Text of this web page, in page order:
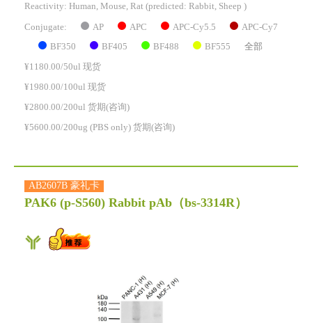
Reactivity: Human, Mouse, Rat (predicted: Rabbit, Sheep )
Conjugate: AP APC APC-Cy5.5 APC-Cy7
BF350 BF405 BF488 BF555 全部
¥1180.00/50ul 现货
¥1980.00/100ul 现货
¥2800.00/200ul 货期(咨询)
¥5600.00/200ug (PBS only) 货期(咨询)
AB2607B 豪礼卡
PAK6 (p-S560) Rabbit pAb （bs-3314R）